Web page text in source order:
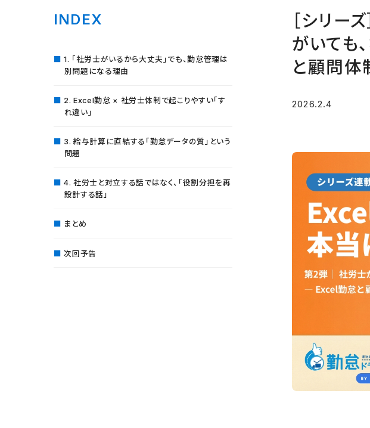
INDEX
1. 「社労士がいるから大丈夫」でも、勤怠管理は
別問題になる理由
2. Excel勤怠 × 社労士体制で起こりやすい「す
れ違い」
3. 給与計算に直結する「勤怠データの質」という
問題
4. 社労士と対立する話ではなく、「役割分担を再
設計する話」
まとめ
次回予告
［シリー
がいても
と顧問
2026.2.4